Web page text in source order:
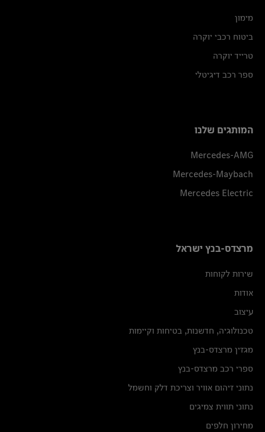
מימון
ביטוח רכבי יוקרה
טרייד יוקרה
ספר רכב דיגיטלי
המותגים שלנו
Mercedes-AMG
Mercedes-Maybach
Mercedes Electric
מרצדס-בנץ ישראל
שירות לקוחות
אודות
עיצוב
טכנולוגיה, חדשנות, בטיחות וקיימות
מגזין מרצדס-בנץ
ספרי רכב מרצדס-בנץ
נתוני זיהום אוויר וצריכת דלק וחשמל
נתוני תווית צמיגים
מחירון חלפים